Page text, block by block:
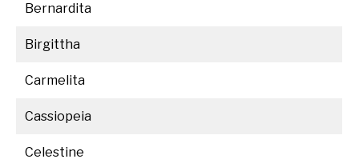
Bernardita
Birgittha
Carmelita
Cassiopeia
Celestine